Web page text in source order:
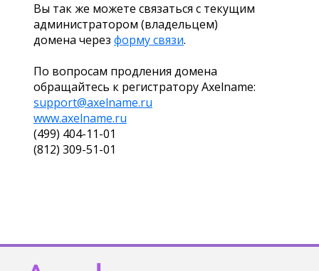
Вы так же можете связаться с текущим
администратором (владельцем)
домена через форму связи.
По вопросам продления домена
обращайтесь к регистратору Axelname:
support@axelname.ru
www.axelname.ru
(499) 404-11-01
(812) 309-51-01